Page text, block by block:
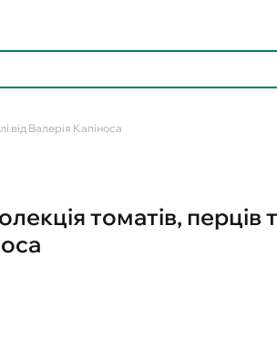
від Валерія Капіноса
томатів, перців